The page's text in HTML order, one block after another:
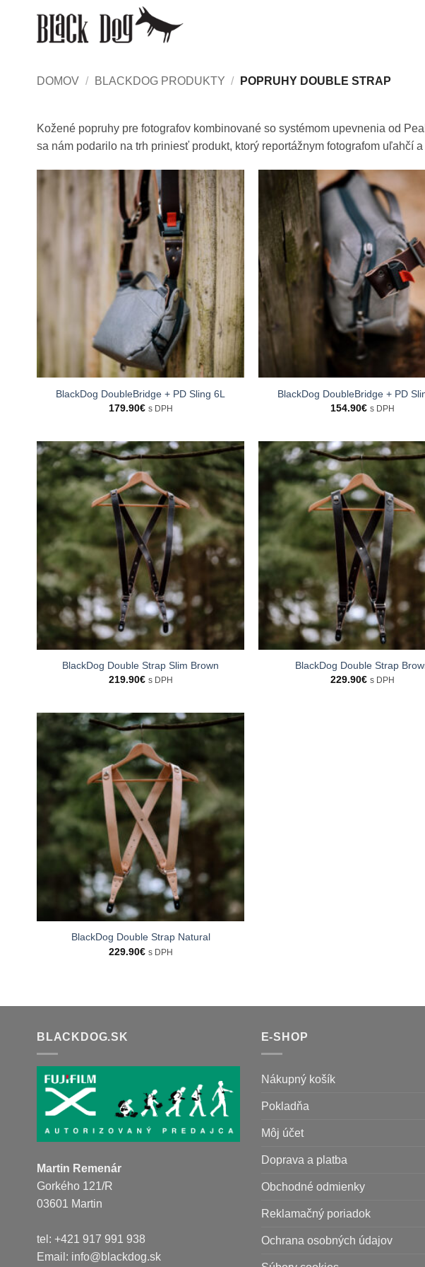
DOMOV / BLACKDOG PRODUKTY / POPRUHY DOUBLE STRAP
Kožené popruhy pre fotografov kombinované so systémom upevnenia od
sa nám podarilo na trh priniesť produkt, ktorý reportážnym fotografom uľahčí
BlackDog DoubleBridge + PD Sling 6L
179.90€ s DPH
BlackDog DoubleBridge + PD
154.90€ s DPH
BlackDog Double Strap Slim Brown
219.90€ s DPH
BlackDog Double Strap
229.90€ s DPH
BlackDog Double Strap Natural
229.90€ s DPH
BLACKDOG.SK
Martin Remenár
Gorkého 121/R
03601 Martin
tel: +421 917 991 938
Email: info@blackdog.sk
E-SHOP
Nákupný košík
Pokladňa
Môj účet
Doprava a platba
Obchodné odmienky
Reklamačný poriadok
Ochrana osobných údajov